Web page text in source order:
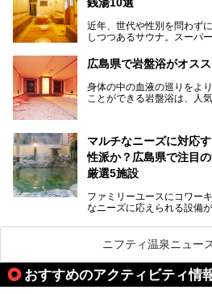
そんな映画の舞台となった
銭湯10選
近年、世代や性別を問わず
しつつあるサウナ。スーパ
わりと身体の内部を温めて
ュ効果はもちろん、代謝が
期待されます。今回はそん
のオススメ温泉・銭湯・ス
ます。
広島県で岩盤浴がオス
身体の中の血液の巡りをよ
ことができる岩盤浴は、人
ここでは、温泉や銭湯と一
る、広島県でオススメの温
ます！
マルチなニーズに対応
性派か？広島県で注目
厳選5施設
ファミリーユースにコワー
なニーズに応えられる設備
いった個性が魅力の温泉も
今回は、そんな広島県にあ
「一度訪ねてみたい」と気
ピックアップして紹介しま
※2021/07/30時点の情報で
ニフティ温泉ニュー
おすすめのアクティビティ情